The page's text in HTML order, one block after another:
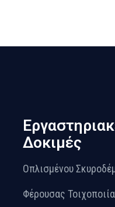
Δοκιμές
Οπλισμένου
Φέρουσας